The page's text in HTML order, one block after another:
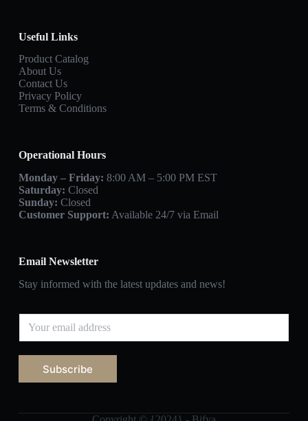
Useful Links
Product Catalog
About Us
Contact Us
Privacy Policy
Terms & Conditions
Operational Hours
Monday – Friday: 8:00 AM – 5:00 PM EST
Saturday: Closed
Sunday: Closed
Customer Support: Available 24/7 via Email
Email Newsletter
Stay informed with the latest updates and news!
Subscribe